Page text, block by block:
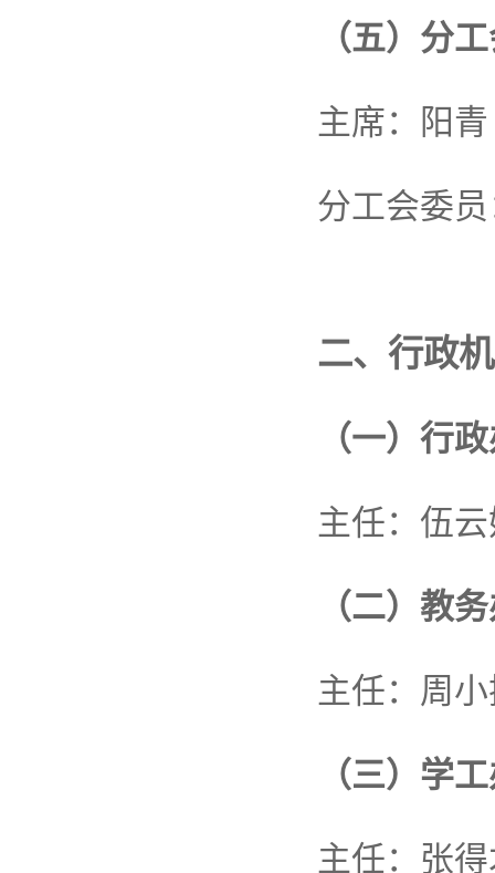
（五）分
主席：阳
分工会委
二、行政
（一）行
主任：伍
（二）教
主任：周
（三）学
主任：张